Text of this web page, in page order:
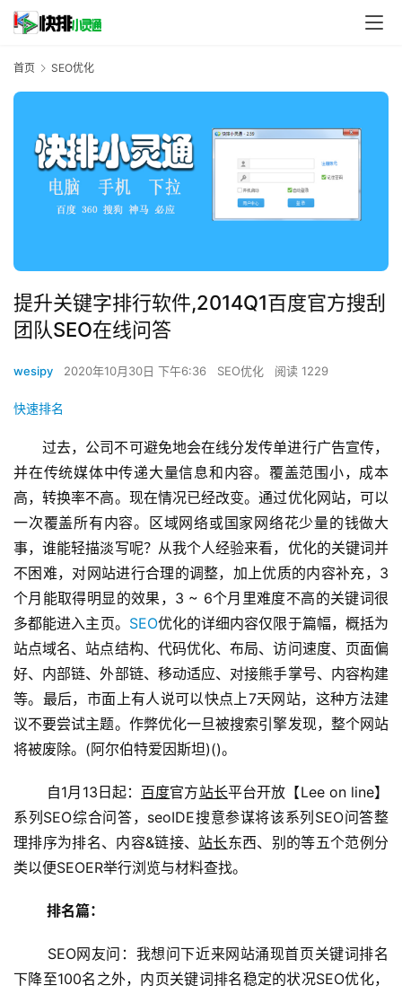
首页 SEO优化
提升关键字排行软件,2014Q1百度官方搜刮
团队SEO在线问答
wesipy 2020年10月30日 下午6:36 SEO优化 阅读 1229
快速排名
过去，公司不可避免地会在线分发传单进行广告宣传，
并在传统媒体中传递大量信息和内容。覆盖范围小，成本
高，转换率不高。现在情况已经改变。通过优化网站，可以
一次覆盖所有内容。区域网络或国家网络花少量的钱做大
事，谁能轻描淡写呢？从我个人经验来看，优化的关键词并
不困难，对网站进行合理的调整，加上优质的内容补充，3
个月能取得明显的效果，3 ~ 6个月里难度不高的关键词很
多都能进入主页。 SEO优化的详细内容仅限于篇幅，概括为
站点域名、站点结构、代码优化、布局、访问速度、页面偏
好、内部链、外部链、移动适应、对接熊手掌号、内容构建
等。最后，市面上有人说可以快点上7天网站，这种方法建
议不要尝试主题。作弊优化一旦被搜索引擎发现，整个网站
将被废除。(阿尔伯特爱因斯坦)()。
自1月13日起： 百度官方站长平台开放【Lee on line】
系列SEO综合问答，seoIDE搜意参谋将该系列SEO问答整
理排序为排名、内容&链接、 站长东西、别的等五个范例分
类以便SEOER举行浏览与材料查找。
排名篇：
下降至100名之外，内页关键词排名稳定的状况SEO优化，